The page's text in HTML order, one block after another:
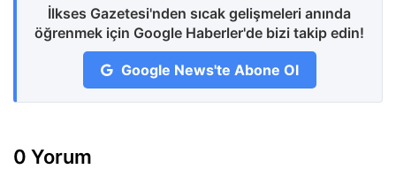
İlkses Gazetesi'nden sıcak gelişmeleri anında
öğrenmek için Google Haberler'de bizi takip edin!
Google News'te Abone Ol
0 Yorum